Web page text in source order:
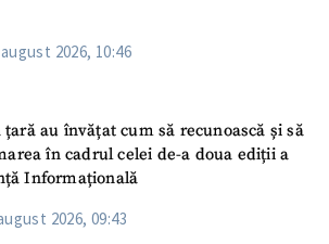
2026, 10:46
au învățat cum să recunoască și să
în cadrul celei de-a doua ediții a
Informațională
2026, 09:43